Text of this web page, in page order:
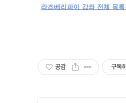
라즈베리파이 강좌 전체 목
공감 구독